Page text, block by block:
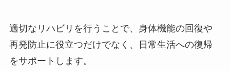
適切なリハビリを行うことで、身体機能の回復や
再発防止に役立つだけでなく、日常生活への復帰
をサポートします。